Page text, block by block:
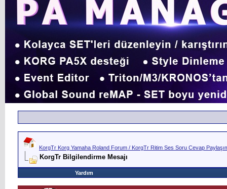
KorgTr Korg Yamaha Roland Forum / KorgTr Ritim Ses Soru Cevap
KorgTr Bilgilendirme Mesajı
Yardım